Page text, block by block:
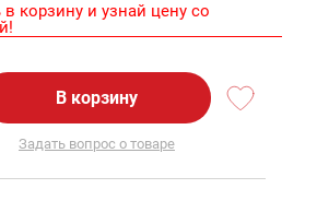
корзину и узнай цену со
В корзину
Задать вопрос о товаре